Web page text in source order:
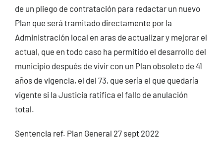
de un pliego de contratación para redactar un nuevo
Plan que será tramitado directamente por la
Administración local en aras de actualizar y mejorar el
actual, que en todo caso ha permitido el desarrollo del
municipio después de vivir con un Plan obsoleto de 41
años de vigencia, el del 73, que sería el que quedaría
vigente si la Justicia ratifica el fallo de anulación
total.
Sentencia ref. Plan General 27 sept 2022